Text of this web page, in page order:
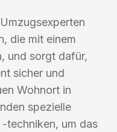
die mit einem
und sorgt dafür,
sicher und
Wohnort in
spezielle
techniken, um das